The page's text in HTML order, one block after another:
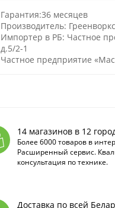
Гарантия:36 месяцев
Производитель:
Импортер в РБ: Частное
д.5/2-1
Частное предприятие
14 магазинов в 12
Более 6000 товаров в
Расширенный сервис.
консультация по технике.
Доставка по всей